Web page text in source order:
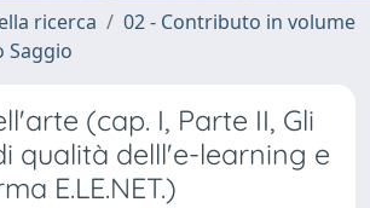
ricerca
02 - Contributo in volume
Saggio
(cap. I, Parte II, Gli
qualità delll'e-learning e
E.LE.NET.)